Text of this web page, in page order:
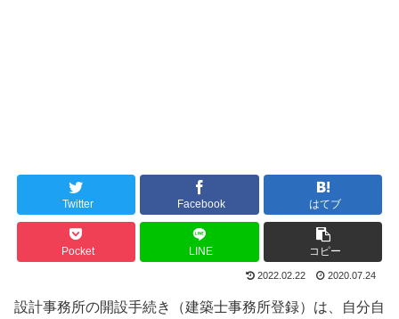
Twitter Facebook はてブ
Pocket LINE コピー
2022.02.22 2020.07.24
設計事務所の開設手続き（建築士事務所登録）は、自分自